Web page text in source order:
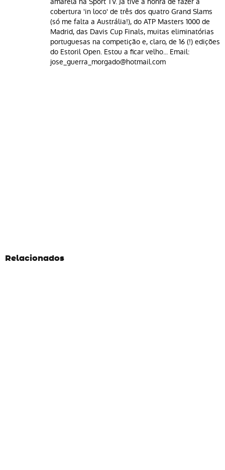
cobertura 'in loco' de três dos quatro Grand Slams
(só me falta a Austrália!), do ATP Masters 1000 de
Madrid, das Davis Cup Finals, muitas eliminatórias
portuguesas na competição e, claro, de 16 (!) edições
do Estoril Open. Estou a ficar velho... Email:
jose_guerra_morgado@hotmail.com
Relacionados